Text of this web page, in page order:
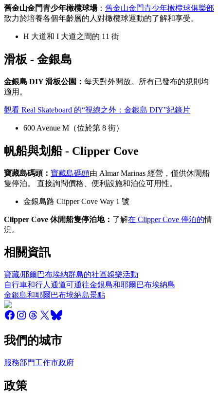
舊金山金門青少年橄欖球場： 舊金山金門青少年橄欖球俱樂部
致力於培養各個年齡層的人對橄欖球運動的了解和享受。
H 大道和 I 大道之間的 11 街
滑板 - 金銀島
金銀島 DIY 滑板公園： 每天對外開放。所有已發布的規則均
適用。
觀看 Real Skateboard 的“視線之外：金銀島 DIY”紀錄片
600 Avenue M（位於第 8 街）
帆船與划船 - Clipper Cove
寶藏島碼頭： 寶藏島碼頭由 Almar Marinas 經營，僅供休閒船
隻停泊。 直接詢問價格、便利設施和泊位可用性。
金銀島路 Clipper Cove Way 1 號
Clipper Cove 休閒船隻停泊地： 了解在 Clipper Cove 停泊的情
況。
相關資訊
寶藏/耶爾巴布埃納群島的社區娛樂活動
自行車和行人通道可通往金銀島和耶爾巴布埃納島
金銀島和耶爾巴布埃納島景點
我們的城市
服務部門工作市政府
政策